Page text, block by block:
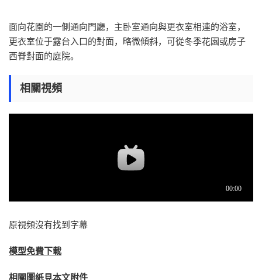
面向花園的一側通向門廳，主卧室通向與更衣室相連的浴室，
更衣室位于露台入口的對面，略微傾斜，可從冬季花園或房子
西脊對面的庭院。
相關視頻
原視頻沒有找到字幕
模型免費下載
相關圖紙見本文附件